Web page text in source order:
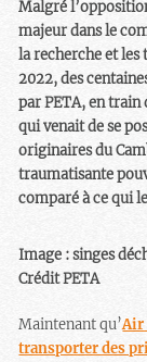
Malgré
majeur dans le
la recherche et
2022, des
par PETA, en train
qui venait de se
originaires du
traumatisante
comparé à ce qui
Image : singes
Crédit PETA
Maintenant qu’Air
transporter des